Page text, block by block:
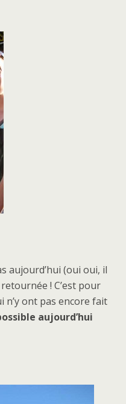
aujourd’hui (oui oui, il
! C’est pour
n’y ont pas encore fait
aujourd’hui